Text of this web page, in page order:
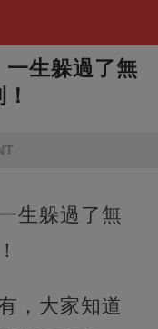
生躲過了無
生躲過了無
，大家知道